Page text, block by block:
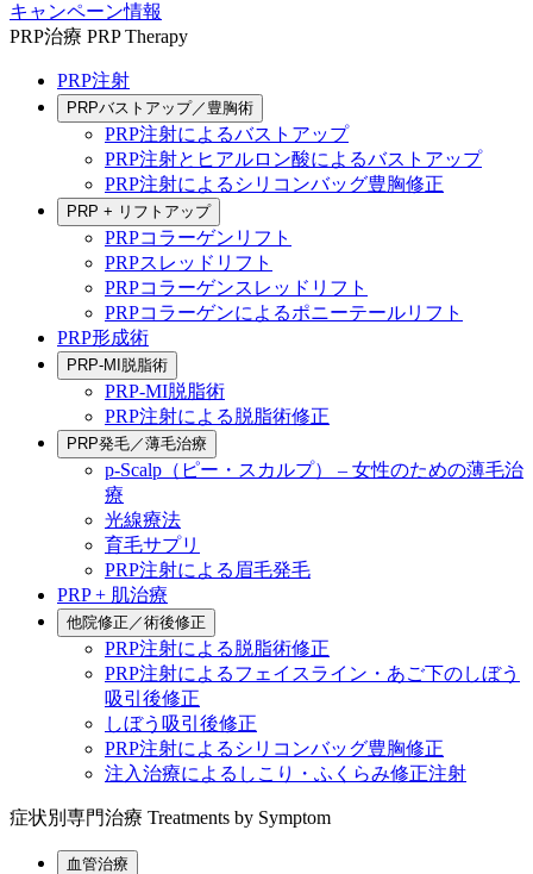
キャンペーン情報
PRP治療 PRP Therapy
PRP注射
PRPバストアップ／豊胸術
PRP注射によるバストアップ
PRP注射とヒアルロン酸によるバストアップ
PRP注射によるシリコンバッグ豊胸修正
PRP + リフトアップ
PRPコラーゲンリフト
PRPスレッドリフト
PRPコラーゲンスレッドリフト
PRPコラーゲンによるポニーテールリフト
PRP形成術
PRP-MI脱脂術
PRP-MI脱脂術
PRP注射による脱脂術修正
PRP発毛／薄毛治療
p-Scalp（ピー・スカルプ） – 女性のための薄毛治
療
光線療法
育毛サプリ
PRP注射による眉毛発毛
PRP + 肌治療
他院修正／術後修正
PRP注射による脱脂術修正
PRP注射によるフェイスライン・あご下のしぼう
吸引後修正
しぼう吸引後修正
PRP注射によるシリコンバッグ豊胸修正
注入治療によるしこり・ふくらみ修正注射
症状別専門治療 Treatments by Symptom
血管治療